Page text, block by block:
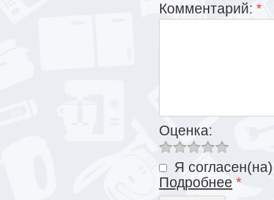
Комментарий: *
Оценка:
Я
Подробнее *